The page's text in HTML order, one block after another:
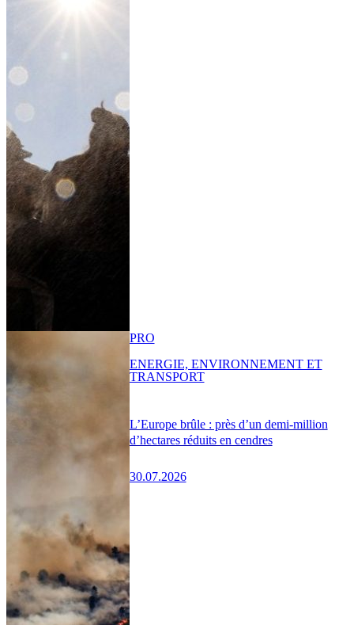
L’Europe brûle : près d’un demi-million
d’hectares réduits en cendres
30.07.2026
PRO
ENERGIE, ENVIRONNEMENT ET
TRANSPORT